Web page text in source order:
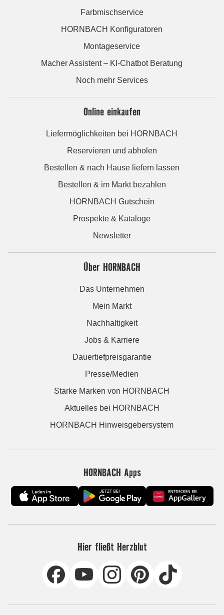
Farbmischservice
HORNBACH Konfiguratoren
Montageservice
Macher Assistent – KI-Chatbot Beratung
Noch mehr Services
Online einkaufen
Liefermöglichkeiten bei HORNBACH
Reservieren und abholen
Bestellen & nach Hause liefern lassen
Bestellen & im Markt bezahlen
HORNBACH Gutschein
Prospekte & Kataloge
Newsletter
Über HORNBACH
Das Unternehmen
Mein Markt
Nachhaltigkeit
Jobs & Karriere
Dauertiefpreisgarantie
Presse/Medien
Starke Marken von HORNBACH
Aktuelles bei HORNBACH
HORNBACH Hinweisgebersystem
HORNBACH Apps
Hier fließt Herzblut